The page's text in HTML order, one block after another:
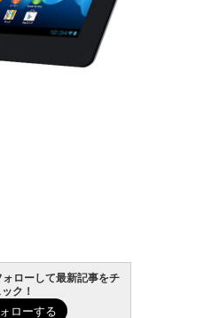
ローして最新記事をチ
ック！